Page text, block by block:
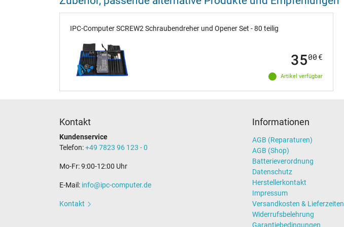
IPC-Computer SCREW2 Schraubendreher und Opener Set - 80 teilig
Artikel verfügbar
3500 €
Kontakt
Kundenservice
Telefon:+49 7823 96 123 - 0
Mo-Fr: 9:00-12:00 Uhr
E-Mail: info@ipc-computer.de
Kontakt
Informationen
AGB (Reparaturen)
AGB (Shop)
Batterieverordnung
Datenschutz
Herstellerkontakt
Impressum
Versandkosten & Lieferzeiten
Widerrufsbelehrung
Garantiebedingungen